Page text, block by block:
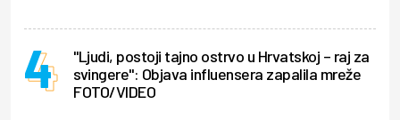
"Ljudi, postoji tajno ostrvo u Hrvatskoj – raj za
svingere": Objava influensera zapalila mreže
FOTO/VIDEO